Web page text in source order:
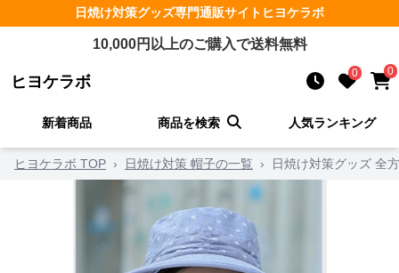
日焼け対策グッズ専門通販サイト ヒヨケラボ
10,000円以上のご購入で送料無料
ヒヨケラボ 0 0
新着商品 商品を検索 人気ランキング
ヒヨケラボ TOP › 日焼け対策 帽子の一覧 › 日焼け対策グッズ 全